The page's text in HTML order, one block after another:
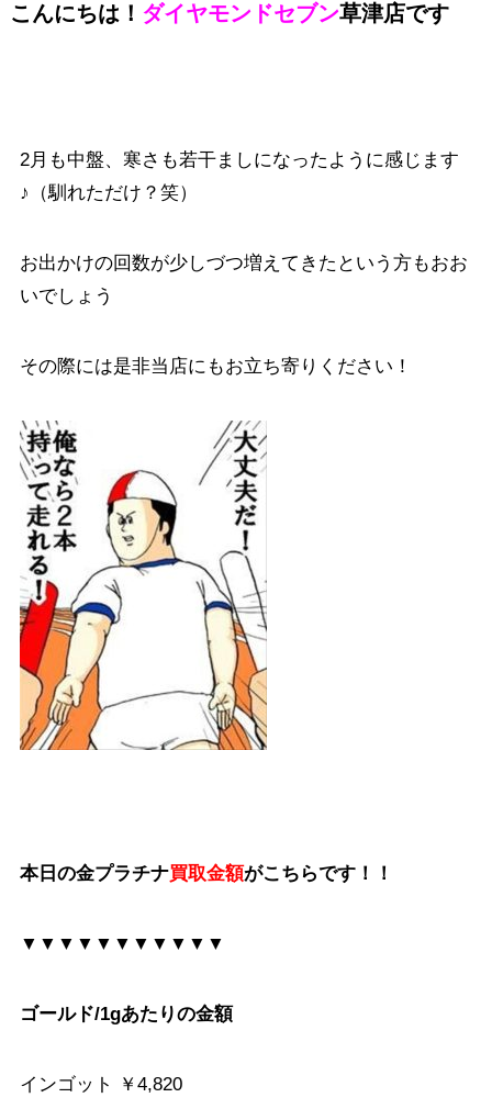
こんにちは！ ダイヤモンドセブン草津店です
2月も中盤、寒さも若干ましになったように感じます
♪（馴れただけ？笑）
お出かけの回数が少しづつ増えてきたという方もおお
いでしょう
その際には是非当店にもお立ち寄りください！
本日の金プラチナ買取金額がこちらです！！
▼▼▼▼▼▼▼▼▼▼▼
ゴールド/1gあたりの金額
インゴット ￥4,820